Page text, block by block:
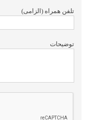
تلفن همراه (الزامی)
توضیحات